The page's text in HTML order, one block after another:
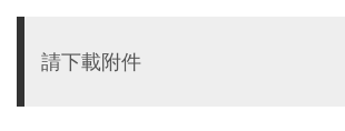
請下載附件